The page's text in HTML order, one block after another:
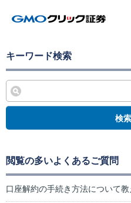
キーワード検索
検
閲覧の多いよくあるご質問
口座解約の手続き方法について教